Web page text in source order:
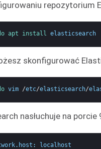
repozytorium
apt install elasticsearch
skonfigurować
vim /etc/elasticsearch/
nasłuchuje na
. host : localhost